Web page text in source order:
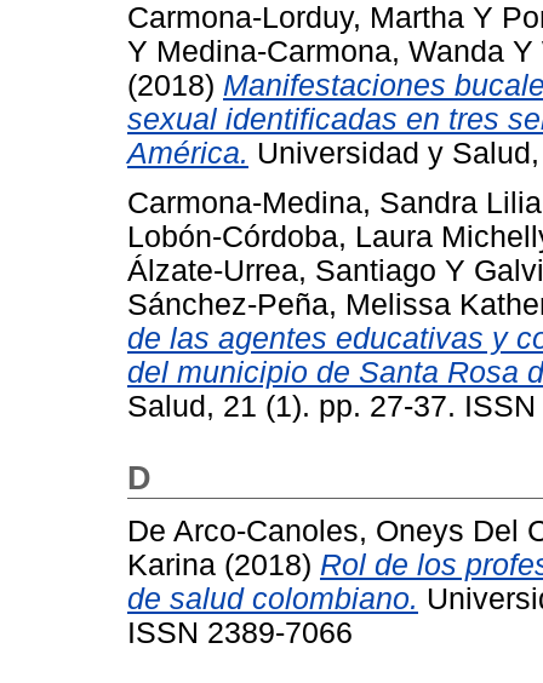
Carmona-Lorduy, Martha Y
Y Medina-Carmona, Wanda Y
(2018) Manifestaciones
sexual identificadas en tres
América. Universidad y
Carmona-Medina, Sandra
Lobón-Córdoba, Laura
Álzate-Urrea, Santiago Y
Sánchez-Peña, Melissa
de las agentes educativas y
del municipio de Santa Rosa
Salud, 21 (1). pp. 27-37.
D
De Arco-Canoles, Oneys Del
Karina (2018) Rol de los
de salud colombiano.
ISSN 2389-7066